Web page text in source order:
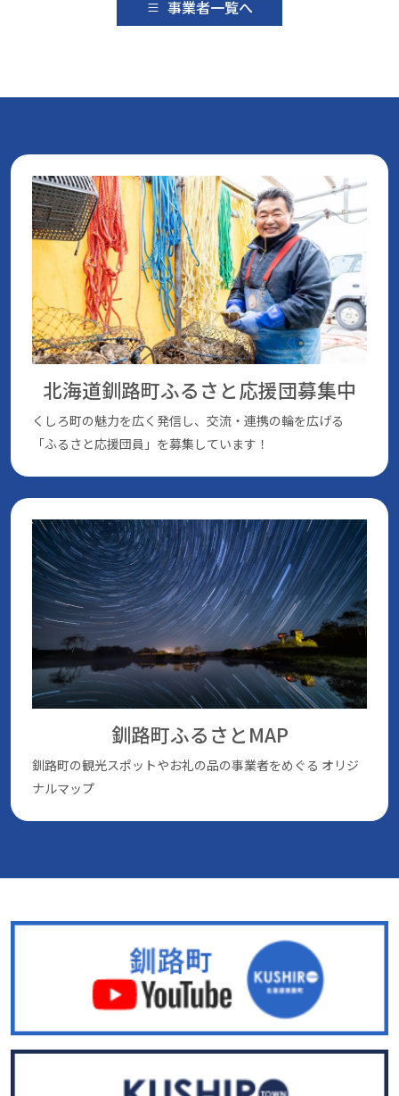
事業者一覧へ
北海道釧路町ふるさと応援団募集中
くしろ町の魅⼒を広く発信し、交流・連携の輪を広げる
「ふるさと応援団員」を募集しています！
釧路町ふるさとMAP
釧路町の観光スポットやお礼の品の事業者をめぐる オリジ
ナルマップ